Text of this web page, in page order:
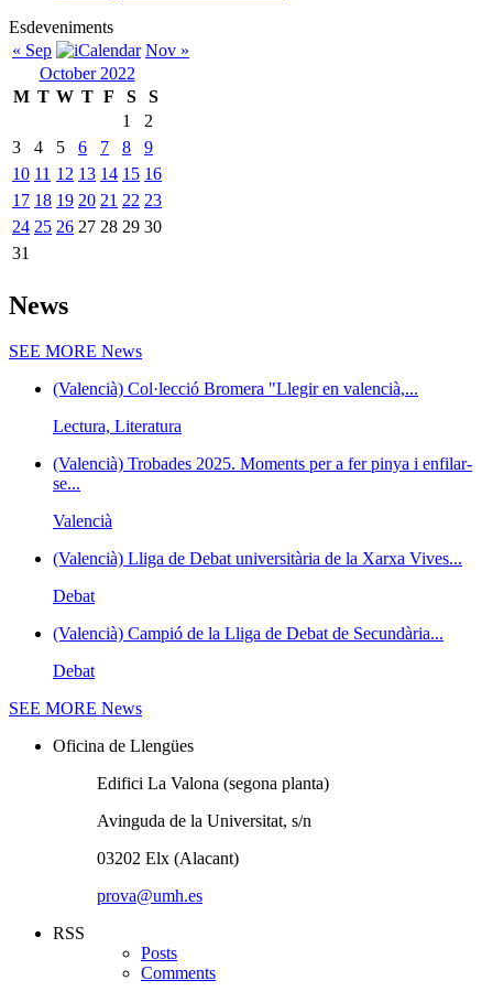
Esdeveniments
« Sep
Nov »
October 2022
M T W T F S
S
1
2
3
4 5 6 7 8
9
10 11 12 13 14 15 16
17 18 19 20 21 22 23
24 25 26 27 28 29 30
31
News
SEE MORE News
(Valencià) Col·lecció Bromera "Llegir en valencià,...
Lectura, Literatura
(Valencià) Trobades 2025. Moments per a fer pinya i enfilar-
se...
Valencià
(Valencià) Lliga de Debat universitària de la Xarxa Vives...
Debat
(Valencià) Campió de la Lliga de Debat de Secundària...
Debat
SEE MORE News
Oficina de Llengües
Edifici La Valona (segona planta)
Avinguda de la Universitat, s/n
03202 Elx (Alacant)
prova@umh.es
RSS
Posts
Comments